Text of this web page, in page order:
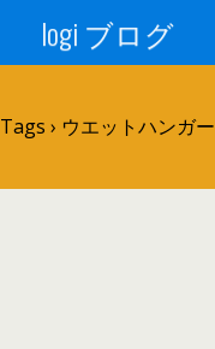
logi ブログ
Tags › ウエットハンガー